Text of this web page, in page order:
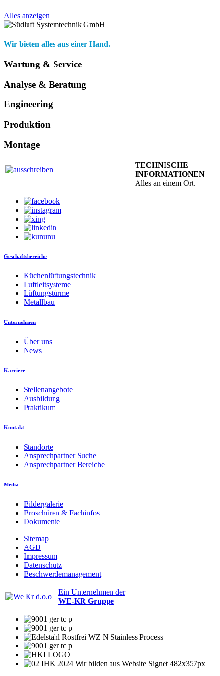
Alles anzeigen
Wir bieten alles aus einer Hand.
Wartung & Service
Analyse & Beratung
Engineering
Produktion
Montage
TECHNISCHE
INFORMATIONEN
Alles an einem Ort.
Geschäftsbereiche
Küchenlüftungstechnik
Luftleitsysteme
Lüftungstürme
Metallbau
Unternehmen
Über uns
News
Karriere
Stellenangebote
Ausbildung
Praktikum
Kontakt
Standorte
Ansprechpartner Suche
Ansprechpartner Bereiche
Media
Bildergalerie
Broschüren & Fachinfos
Dokumente
Sitemap
AGB
Impressum
Datenschutz
Beschwerdemanagement
Ein Unternehmen der
WE-KR Gruppe